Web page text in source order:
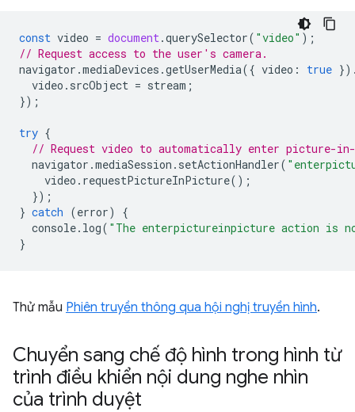
const video = document .querySelector( "video" );
// Request access to the user's camera.
navigator .mediaDevices .getUserMedia({ video : true
video . srcObject = stream ;
});
try {
// Request video to automatically enter picture-
navigator .mediaSession . setActionHandler(
video . requestPictureInPicture();
});
} catch (error)
{
console. log( "The enterpictureinpicture action is
}
Thử mẫu Phiên truyền thông qua hội nghị truyền hình.
Chuyển sang chế độ hình trong hình từ
trình điều khiển nội dung nghe nhìn
của trình duyệt